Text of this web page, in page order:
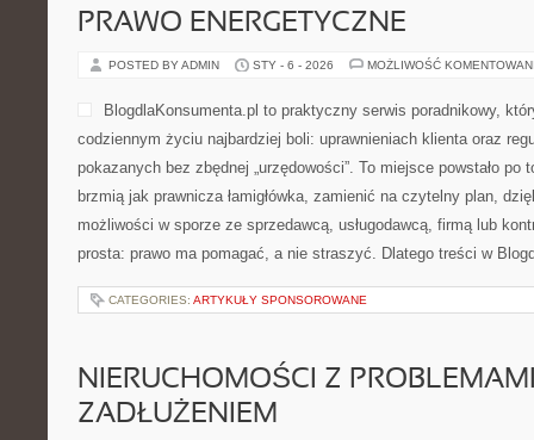
PRAWO ENERGETYCZNE
POSTED BY ADMIN STY - 6 - 2026 MOŻLIWOŚĆ
BlogdlaKonsumenta.pl to praktyczny serwis poradnikowy,
codziennym życiu najbardziej boli: uprawnieniach klienta oraz
pokazanych bez zbędnej „urzędowości”. To miejsce powstało
brzmią jak prawnicza łamigłówka, zamienić na czytelny plan,
możliwości w sporze ze sprzedawcą, usługodawcą, firmą lub
prosta: prawo ma pomagać, a nie straszyć. Dlatego treści w
CATEGORIES: ARTYKUŁY SPONSOROWANE
NIERUCHOMOŚCI Z
ZADŁUŻENIEM